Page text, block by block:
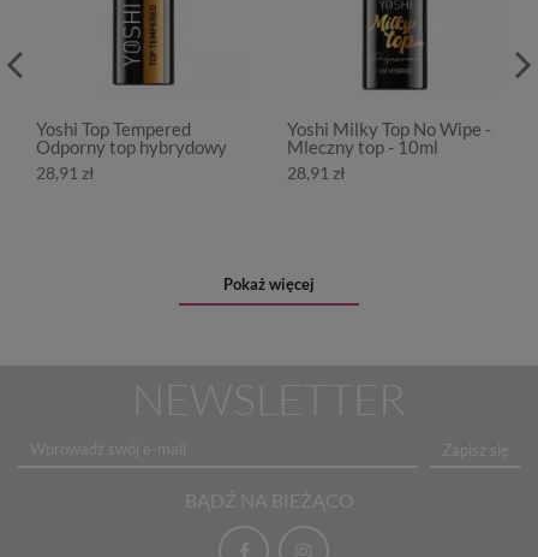
Yoshi Top Tempered
Odporny top hybrydowy
28,91 zł
Yoshi Milky Top No Wipe -
Mleczny top - 10ml
28,91 zł
Pokaż więcej
NEWSLETTER
Zapisz się
BĄDŹ NA BIEŻĄCO